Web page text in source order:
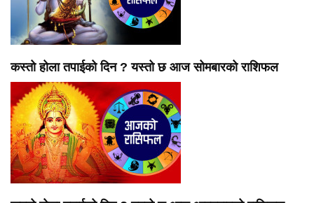
कस्तो होला तपाईको दिन ? यस्तो छ आज सोमबारको राशिफल